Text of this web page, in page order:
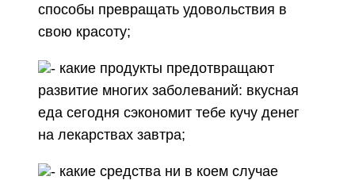
способы превращать удовольствия в
свою красоту;
- какие продукты предотвращают
развитие многих заболеваний: вкусная
еда сегодня сэкономит тебе кучу денег
на лекарствах завтра;
- какие средства ни в коем случае